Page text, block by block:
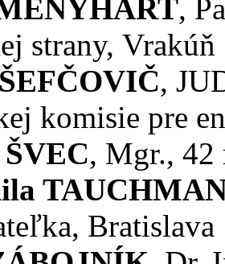
,
strany, Vrakúň
,
komisie pre
, Mgr.,
Bratislava